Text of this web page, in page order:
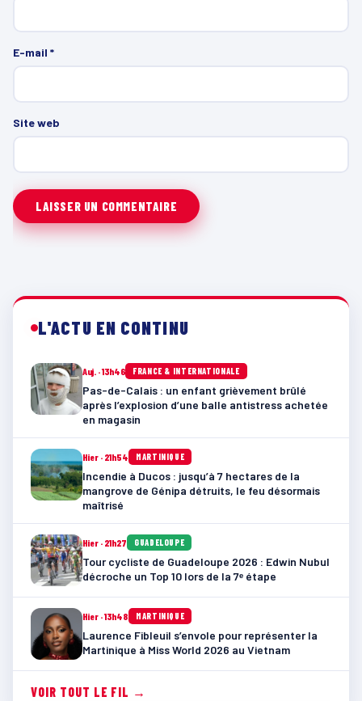
E-mail *
Site web
L'ACTU EN CONTINU
Auj. · 13h46 FRANCE & INTERNATIONALE
Pas-de-Calais : un enfant grièvement brûlé
après l’explosion d’une balle antistress achetée
en magasin
Hier · 21h54 MARTINIQUE
Incendie à Ducos : jusqu’à 7 hectares de la
mangrove de Génipa détruits, le feu désormais
maîtrisé
Hier · 21h27 GUADELOUPE
Tour cycliste de Guadeloupe 2026 : Edwin Nubul
décroche un Top 10 lors de la 7ᵉ étape
Hier · 13h48 MARTINIQUE
Laurence Fibleuil s’envole pour représenter la
Martinique à Miss World 2026 au Vietnam
VOIR TOUT LE FIL →